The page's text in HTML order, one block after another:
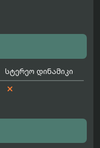
სტერეო დინამიკი
